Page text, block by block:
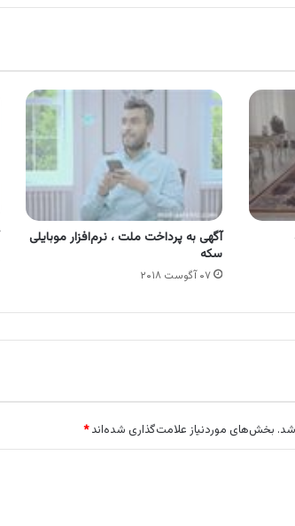
آگهی به پرداخت ملت ، نرم‌افزار موبایلی
سکه
۰۷ آگوست ۲۰۱۸
بخش‌های موردنیاز علامت‌گذاری شده‌اند*